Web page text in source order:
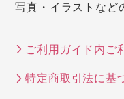
写真・イラストなど
ご利用ガイド内ご
特定商取引法に基